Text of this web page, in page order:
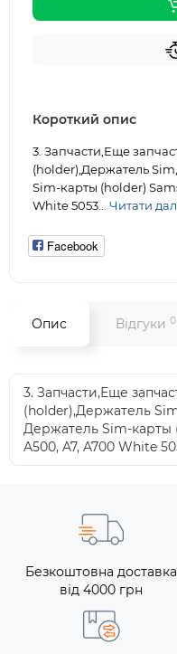
Короткий опис
3. Запчасти,Еще
(holder),Держатель
Sim-карты (holder)
White 5053... Читати
Facebook
Опис Відгуки 0
3. Запчасти,Еще
(holder),Держатель
Держатель Sim-карты
A500, A7, A700 White
Безкоштовна доставка
від 4000 грн